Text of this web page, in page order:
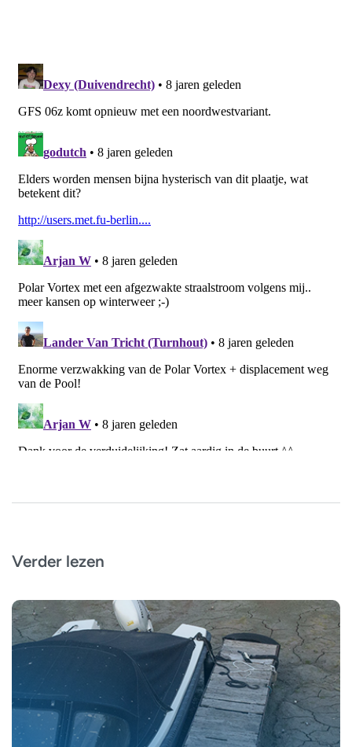
Verder lezen